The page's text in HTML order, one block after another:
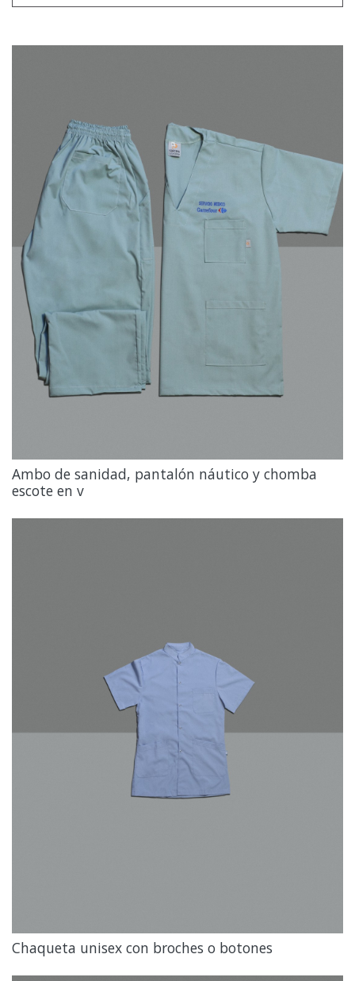
Ambo de sanidad, pantalón náutico y chomba
escote en v
Chaqueta unisex con broches o botones